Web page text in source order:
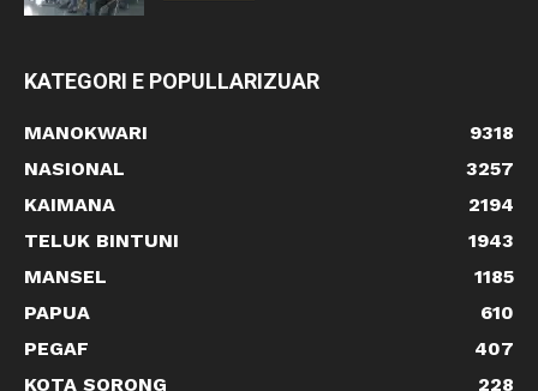
KATEGORI E POPULLARIZUAR
MANOKWARI
9318
NASIONAL
3257
KAIMANA
2194
TELUK BINTUNI
1943
MANSEL
1185
PAPUA
610
PEGAF
407
KOTA SORONG
228